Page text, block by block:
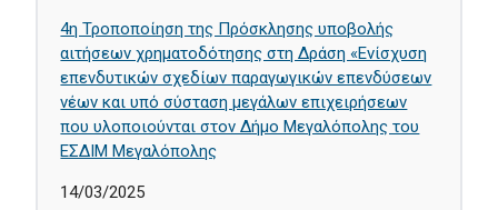
4η Τροποποίηση της Πρόσκλησης υποβολής
αιτήσεων χρηματοδότησης στη Δράση «Ενίσχυση
επενδυτικών σχεδίων παραγωγικών επενδύσεων
νέων και υπό σύσταση μεγάλων επιχειρήσεων
που υλοποιούνται στον Δήμο Μεγαλόπολης του
ΕΣΔΙΜ Μεγαλόπολης
14/03/2025